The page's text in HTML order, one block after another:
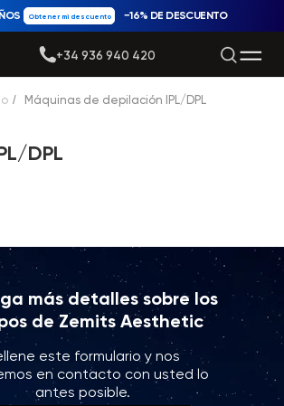
Obtener mi descuento −16% DE DESCUENTO
+34 936 940 420
/ Máquinas de depilación IPL/DPL
DPL
más detalles sobre los
de Zemits Aesthetic
este formulario y nos
en contacto con usted lo
antes posible.